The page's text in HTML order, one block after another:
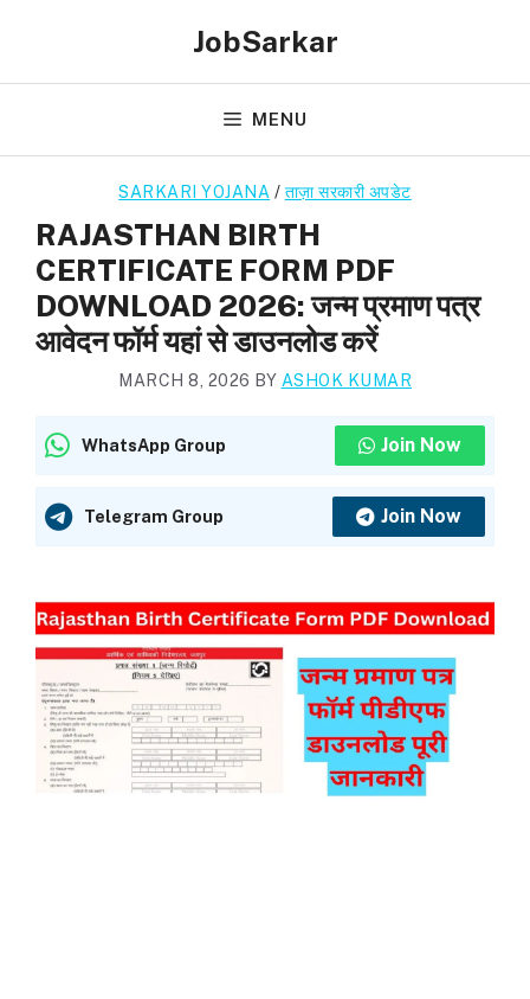
JobSarkar
MENU
SARKARI YOJANA / ताज़ा सरकारी अपडेट
RAJASTHAN BIRTH
CERTIFICATE FORM PDF
DOWNLOAD 2026: जन्म प्रमाण पत्र
आवेदन फॉर्म यहां से डाउनलोड करें
MARCH 8, 2026 BY ASHOK KUMAR
WhatsApp Group Join Now
Telegram Group Join Now